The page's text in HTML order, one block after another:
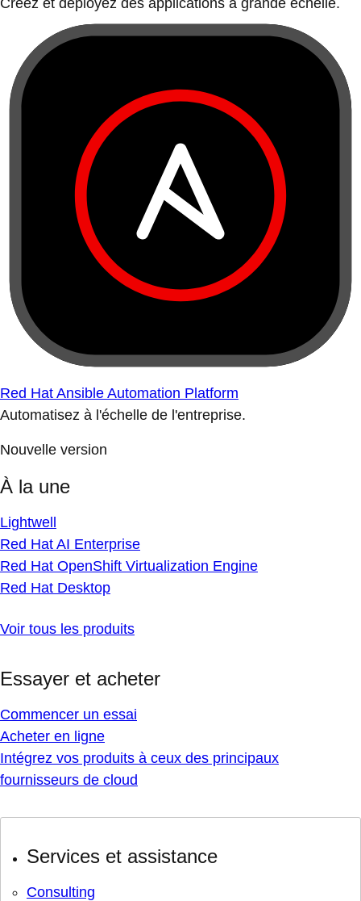
Créez et déployez des applications à grande échelle.
Red Hat Ansible Automation Platform
Automatisez à l'échelle de l'entreprise.
Nouvelle version
À la une
Lightwell
Red Hat AI Enterprise
Red Hat OpenShift Virtualization Engine
Red Hat Desktop
Voir tous les produits
Essayer et acheter
Commencer un essai
Acheter en ligne
Intégrez vos produits à ceux des principaux
fournisseurs de cloud
Services et assistance
Consulting